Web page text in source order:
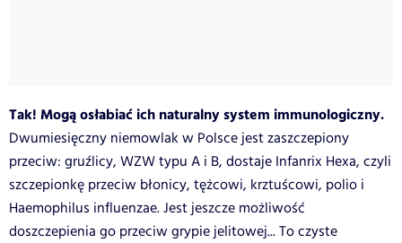
Tak! Mogą osłabiać ich naturalny system immunologiczny.
Dwumiesięczny niemowlak w Polsce jest zaszczepiony
przeciw: gruźlicy, WZW typu A i B, dostaje Infanrix Hexa, czyli
szczepionkę przeciw błonicy, tężcowi, krztuścowi, polio i
Haemophilus influenzae. Jest jeszcze możliwość
doszczepienia go przeciw grypie jelitowej... To czyste